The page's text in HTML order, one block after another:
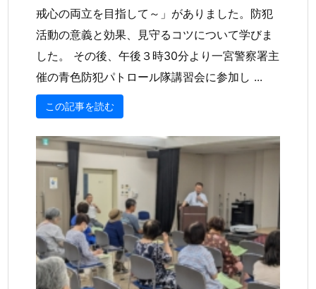
戒心の両立を目指して～」がありました。防犯
活動の意義と効果、見守るコツについて学びま
した。 その後、午後３時30分より一宮警察署主
催の青色防犯パトロール隊講習会に参加し ...
この記事を読む